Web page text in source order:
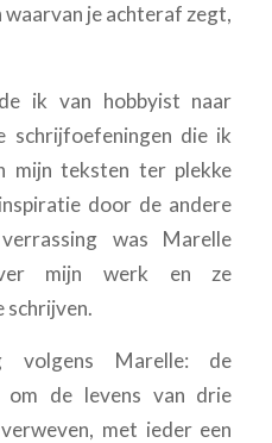
waarvan je achteraf zegt,
ik van hobbyist naar
schrijfoefeningen die ik
mijn teksten ter plekke
door de andere
was Marelle
mijn werk en ze
schrijven.
volgens Marelle: de
om de levens van drie
met ieder een